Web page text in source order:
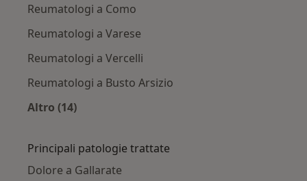
Reumatologi a Como
Reumatologi a Varese
Reumatologi a Vercelli
Reumatologi a Busto Arsizio
Altro (14)
Principali patologie trattate
Dolore a Gallarate